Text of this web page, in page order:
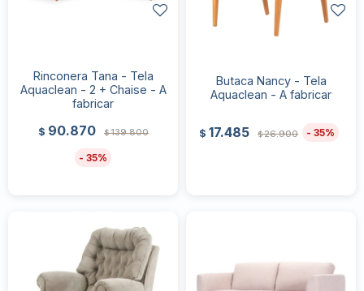
Rinconera Tana - Tela
Aquaclean - 2 + Chaise - A
fabricar
$ 90.870 $139.800
35
Butaca Nancy - Tela
Aquaclean - A fabricar
$ 17.485 $26.900 35